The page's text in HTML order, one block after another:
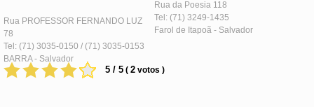
Rua PROFESSOR FERNANDO LUZ
78
Tel: (71) 3035-0150 / (71) 3035-0153
BARRA - Salvador
Rua da Poesia 118
Tel: (71) 3249-1435
Farol de Itapoã - Salvador
5 / 5 ( 2 votos )